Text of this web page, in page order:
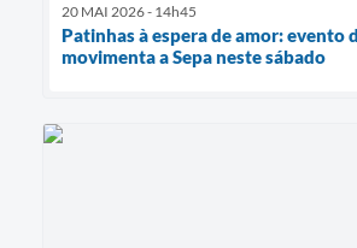
20 MAI 2026 - 14h45
Patinhas à espera de amor: evento
movimenta a Sepa neste sábado